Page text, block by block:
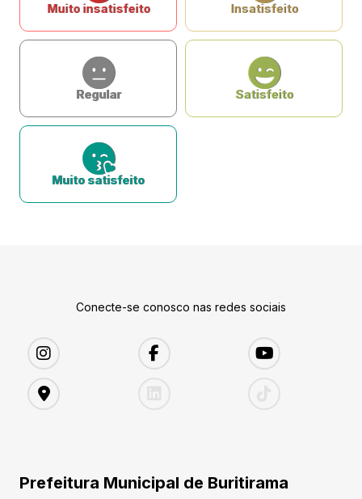
Muito insatisfeito Insatisfeito
Regular Satisfeito
Muito satisfeito
Conecte-se conosco nas redes sociais
Prefeitura Municipal de Buritirama